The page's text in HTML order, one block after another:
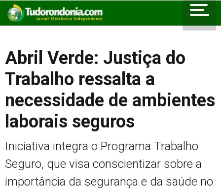
Abril Verde: Justiça do
Trabalho ressalta a
necessidade de ambientes
laborais seguros
Iniciativa integra o Programa Trabalho
Seguro, que visa conscientizar sobre a
importância da segurança e da saúde no